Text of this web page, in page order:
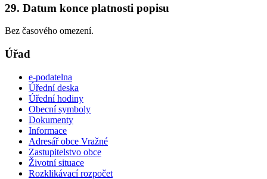
29. Datum konce platnosti popisu
Bez časového omezení.
Úřad
e-podatelna
Úřední deska
Úřední hodiny
Obecní symboly
Dokumenty
Informace
Adresář obce Vražné
Zastupitelstvo obce
Životní situace
Rozklikávací rozpočet